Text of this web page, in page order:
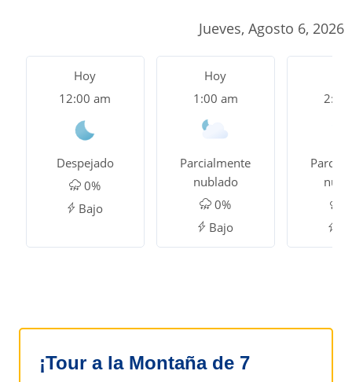
Jueves, Agosto 6, 2026
Hoy
12:00 am
Despejado
0%
Bajo
Hoy
1:00 am
Parcialmente
nublado
0%
Bajo
2:00
¡Tour a la Montaña de 7